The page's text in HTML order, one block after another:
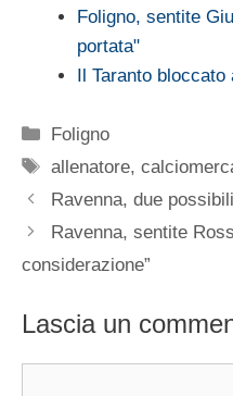
Foligno, sentite
portata"
Il Taranto
Categorie
Foligno
Tag
allenatore,
Ravenna, due
Ravenna, sentite
considerazione”
Lascia un